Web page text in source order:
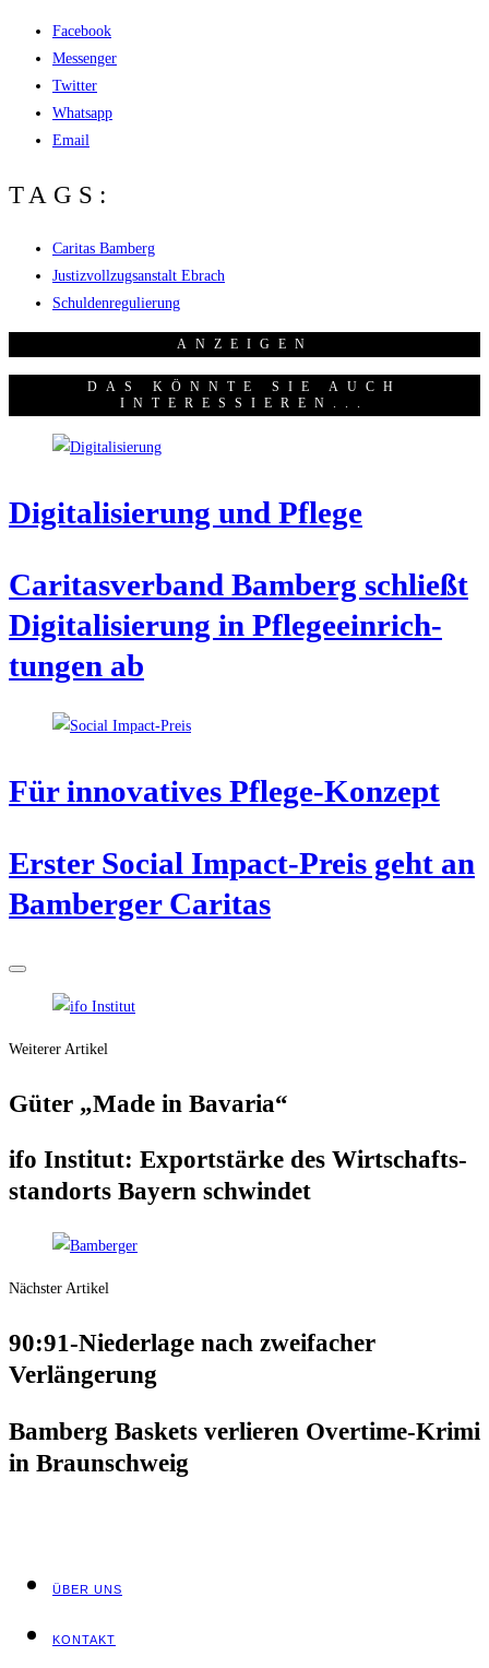
Facebook
Messenger
Twitter
Whatsapp
Email
TAGS:
Caritas Bamberg
Justizvollzugsanstalt Ebrach
Schuldenregulierung
ANZEI­GEN
DAS KÖNNTE SIE AUCH
INTERESSIEREN...
Digi­ta­li­sie­rung und Pflege
Cari­tas­ver­band Bam­berg schließt
Digi­ta­li­sie­rung in Pfle­ge­ein­rich­
tun­gen ab
Für inno­va­ti­ves Pflege-Konzept
Ers­ter Social Impact-Preis geht an
Bam­ber­ger Caritas
Weiterer Artikel
Güter „Made in Bavaria“
ifo Insti­tut: Export­stär­ke des Wirt­schafts­
stand­orts Bay­ern schwindet
Nächster Artikel
90:91-Niederlage nach zwei­fa­cher
Verlängerung
Bam­berg Bas­kets ver­lie­ren Over­ti­me-Kri­mi
in Braunschweig
ÜBER UNS
KON­TAKT